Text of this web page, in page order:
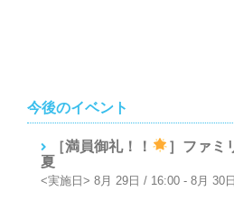
今後のイベント
［満員御礼！！
］ファミ
夏
8月 29日 / 16:00 - 8月 30